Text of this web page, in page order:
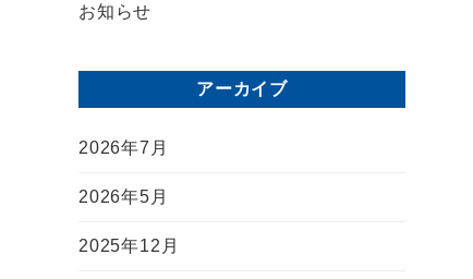
お知らせ
アーカイブ
2026年7月
2026年5月
2025年12月